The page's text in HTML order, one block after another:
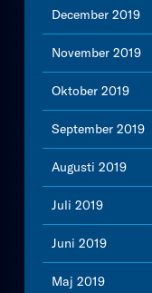
December 2019
November 2019
Oktober 2019
September 2019
Augusti 2019
Juli 2019
Juni 2019
Maj 2019